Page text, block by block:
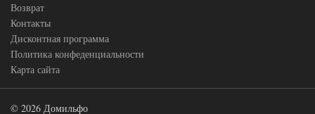
Возврат
Контакты
Дисконтная программа
Политика конфеденциальности
Карта сайта
© 2026 Домильфо